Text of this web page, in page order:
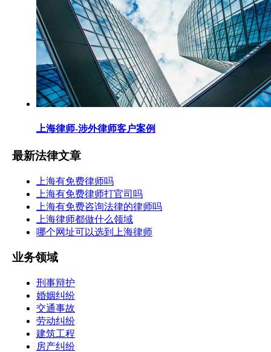
上海律师-涉外律师客户案例
最新法律文章
上海有免费律师吗
上海有免费律师打官司吗
上海有免费咨询法律的律师吗
上海律师都做什么领域
哪个网址可以选到上海律师
业务领域
刑事辩护
婚姻纠纷
交通事故
劳动纠纷
建筑工程
房产纠纷